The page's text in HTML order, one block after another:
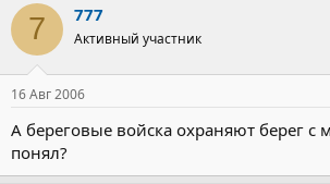
7 777
Активный участник
16 Авг 2006
А береговые войска охраняют берег с
понял?